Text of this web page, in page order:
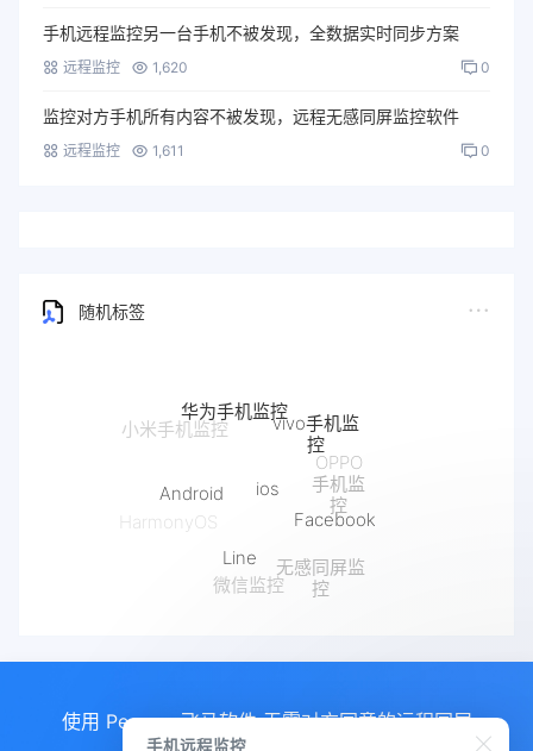
手机远程监控另一台手机不被发现，全数据实时同步方案
远程监控 1,620 0
监控对方手机所有内容不被发现，远程无感同屏监控软件
远程监控 1,611 0
随机标签
华为手机监控
vivo手机监
控
OPPO
手机监
控
HarmonyOS
Android
Facebook
无感同屏监
控
微信监控
Line
使用 Pegasus飞马软件 无需对方同意的远程同屏
手机远程监控